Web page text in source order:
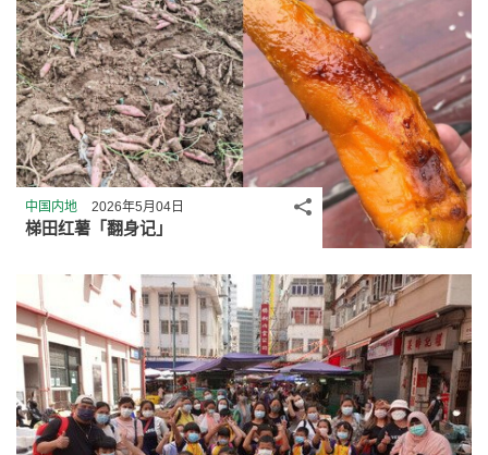
中国内地 2026年5月04日
梯田红薯「翻身记」
分享